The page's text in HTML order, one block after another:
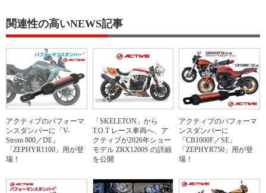
関連性の高いNEWS記事
アクティブのパフォーマ
ンスダンパーに「V-
Strom 800／DE」
「ZEPHYR1100」用が登
場！
「SKELETON」から
T.O.T レース車両へ、ア
クティブが2026年ショー
モデル ZRX1200S の詳細
を公開
アクティブのパフォーマ
ンスダンパーに
「CB1000F／SE」
「ZEPHYR750」用が登
場！